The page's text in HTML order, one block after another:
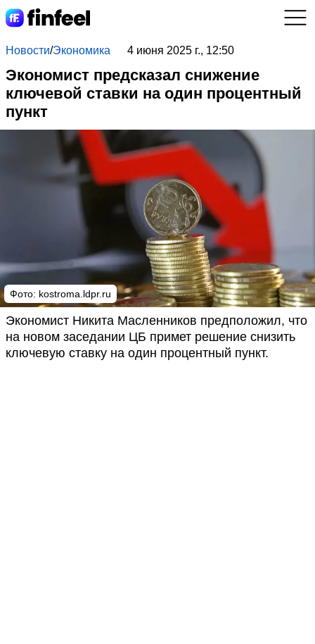
Новости/Экономика 4 июня 2025 г., 12:50
Экономист предсказал снижение
ключевой ставки на один процентный
пункт
Фото: kostroma.ldpr.ru
Экономист Никита Масленников предположил, что
на новом заседании ЦБ примет решение снизить
ключевую ставку на один процентный пункт.